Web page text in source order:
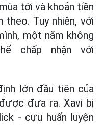
tới và khoản tiền
Tuy nhiên, với
một năm không
chấp nhận với
lớn đầu tiên của
đưa ra. Xavi bị
- cựu huấn luyện